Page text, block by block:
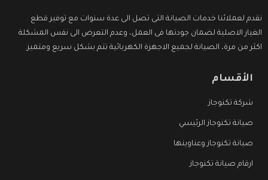
نقدم لعملائنا خدمات الصيانة التى تصل الى عدة سنوات مع توفير قطع
الغيار الاصلية لضمان جودتها فى العمل، وعدم التعرض الى نفس المشكلة
اكثر من مرة، الصيانة لجميع الاجهزة الكهربائية تتم بشكل سريع ومتميز.
الأقسام
شركة تكنوجاز
صيانة تكنوجاز الرئيسي
صيانة تكنوجاز وعناوينها
ارقام صيانة تكنوجاز